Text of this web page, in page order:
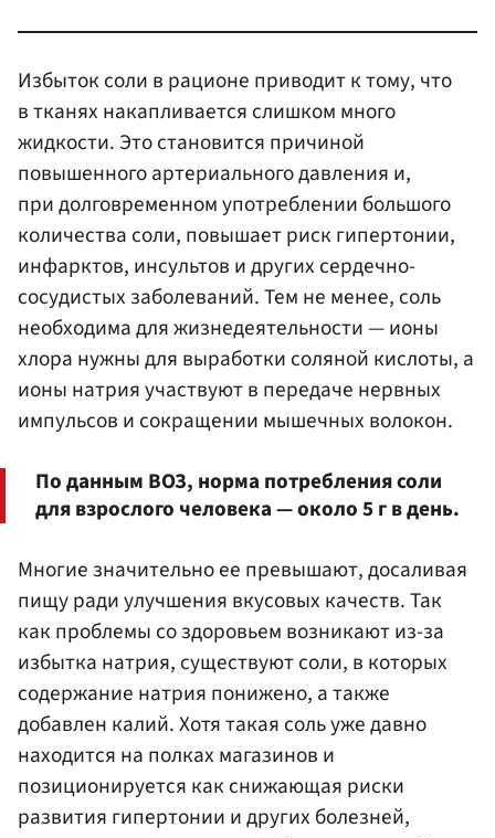
Избыток соли в рационе приводит к тому, что
в тканях накапливается слишком много
жидкости. Это становится причиной
повышенного артериального давления и,
при долговременном употреблении большого
количества соли, повышает риск гипертонии,
инфарктов, инсультов и других сердечно-
сосудистых заболеваний. Тем не менее, соль
необходима для жизнедеятельности — ионы
хлора нужны для выработки соляной кислоты, а
ионы натрия участвуют в передаче нервных
импульсов и сокращении мышечных волокон.
По данным ВОЗ, норма потребления соли
для взрослого человека — около 5 г в день.
Многие значительно ее превышают, досаливая
пищу ради улучшения вкусовых качеств. Так
как проблемы со здоровьем возникают из-за
избытка натрия, существуют соли, в которых
содержание натрия понижено, а также
добавлен калий. Хотя такая соль уже давно
находится на полках магазинов и
позиционируется как снижающая риски
развития гипертонии и других болезней,